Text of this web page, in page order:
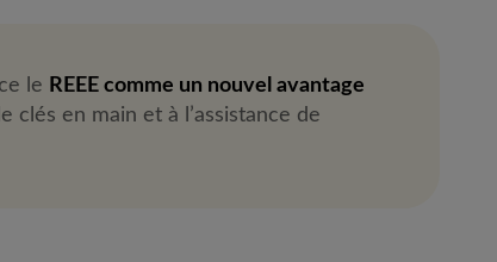
le REEE comme un nouvel avantage
clés en main et à l’assistance de